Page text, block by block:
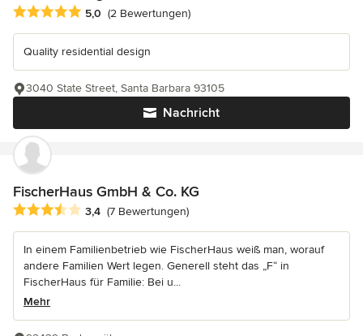
Durchschnittliche Bewertung: 5 von 5 Sternen
5,0 (2 Bewertungen)
Quality residential design
Nachricht
3040 State Street, Santa Barbara 93105
FischerHaus GmbH & Co. KG
Durchschnittliche Bewertung: 3.4 von 5 Sternen
3,4 (7 Bewertungen)
In einem Familienbetrieb wie FischerHaus weiß man, worauf
andere Familien Wert legen. Generell steht das „F“ in
FischerHaus für Familie: Bei u...
Mehr